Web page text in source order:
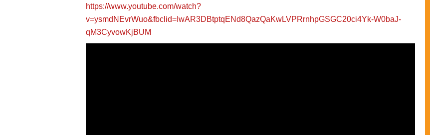
https://www.youtube.com/watch?
v=ysmdNEvrWuo&fbclid=IwAR3DBtptqENd8QazQaKwLVPRrnhpGSGC20ci4Yk-W0baJ-
qM3CyvowKjBUM